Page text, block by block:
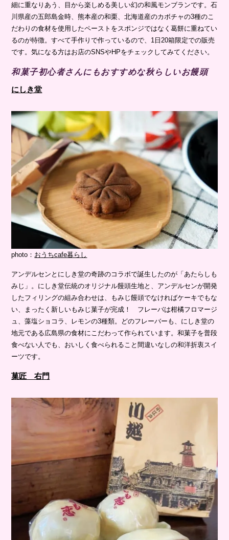
細に重なりあう、目から楽しめる美しい幻の和風モンブランです。石
川県産の五郎島金時、熊本産の和栗、北海道産のカボチャの3種のこ
だわりの食材を使用したペーストをスポンジではなく葛餅に重ねてい
るのが特徴。すべて手作りで作っているので、1日20箱限定での販売
です。気になる方はお店のSNSやHPをチェックしてみてください。
和菓子初心者さんにもおすすめな秋らしいお饅頭
にしき堂
photo： おうちcafe暮らし
アンデルセンとにしき堂の奇跡のコラボで誕生したのが「あたらしも
みじ」。にしき堂伝統のオリジナル饅頭生地と、アンデルセンが開発
したフィリングの組み合わせは、もみじ饅頭でなければケーキでもな
い、まったく新しいもみじ菓子が完成！ フレーバは柑橘フロマージ
ュ、藻塩ショコラ、レモンの3種類。どのフレーバーも、にしき堂の
地元である広島県の食材にこだわって作られています。和菓子を普段
食べない人でも、おいしく食べられること間違いなしの和洋折衷スイ
ーツです。
菓匠 右門